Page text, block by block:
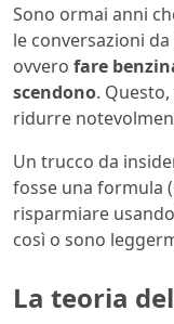
Sono ormai anni
le conversazioni
ovvero fare
scendono.
ridurre
Un trucco da
fosse una formula
risparmiare
così o sono
La teoria